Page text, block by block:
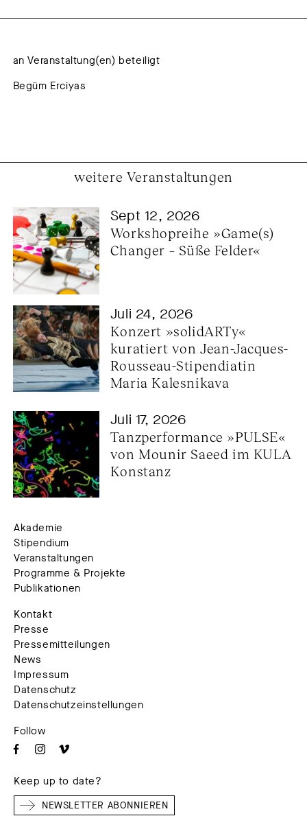
an Veranstaltung(en) beteiligt
Begüm Erciyas
weitere Veranstaltungen
Sept 12, 2026
Workshopreihe »Game(s)
Changer – Süße Felder«
Juli 24, 2026
Konzert »solidARTy«
kuratiert von Jean-Jacques-
Rousseau-Stipendiatin
Maria Kalesnikava
Juli 17, 2026
Tanzperformance »PULSE«
von Mounir Saeed im KULA
Konstanz
Akademie
Stipendium
Veranstaltungen
Programme & Projekte
Publikationen
Kontakt
Presse
Pressemitteilungen
News
Impressum
Datenschutz
Datenschutzeinstellungen
Follow
Keep up to date?
NEWSLETTER ABONNIEREN